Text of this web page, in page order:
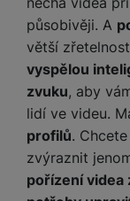
H
e
r
n
o
č
ít
F
m
e
T
V
u
o
ě
a
ví
c
e
z
o
z
o
v
é
b
a
působivěji. A
větší
vyspělou
zvuku, aby
lidí ve videu.
profilů.
zvýraznit
pořízení videa